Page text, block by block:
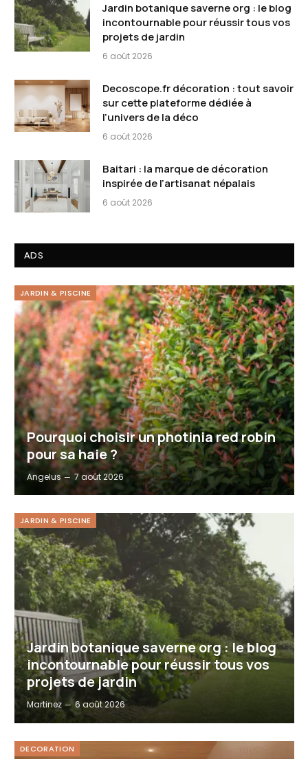
Jardin botanique saverne org : le blog
incontournable pour réussir tous vos
projets de jardin
6 août 2026
Decoscope.fr décoration : tout savoir
sur cette plateforme dédiée à
l’univers de la déco
6 août 2026
Baitari : la marque de décoration
inspirée de l’artisanat népalais
6 août 2026
ADS
JARDIN & PISCINE
Pourquoi choisir un photinia red robin
pour sa haie ?
Angelus 7 août 2026
JARDIN & PISCINE
Jardin botanique saverne org : le blog
incontournable pour réussir tous vos
projets de jardin
Martinez 6 août 2026
DECORATION